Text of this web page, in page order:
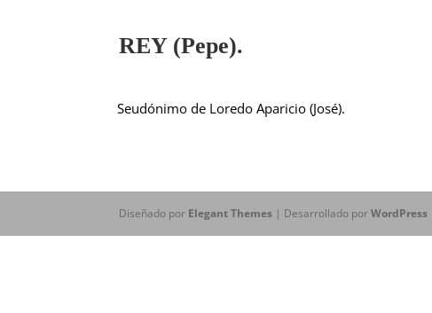
REY (Pepe).
Seudónimo de Loredo Aparicio (José).
Diseñado por Elegant Themes | Desarrollado porWordPress